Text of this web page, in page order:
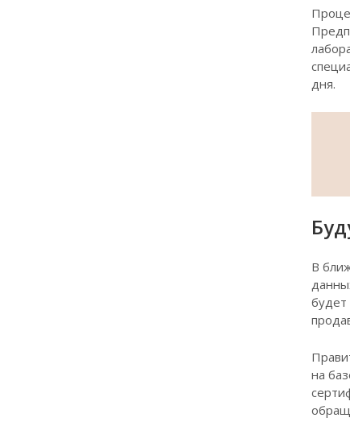
дня.
В
будет
на